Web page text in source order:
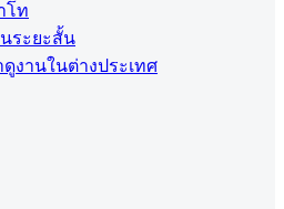
โท
ระยะสั้น
งานในต่างประเทศ